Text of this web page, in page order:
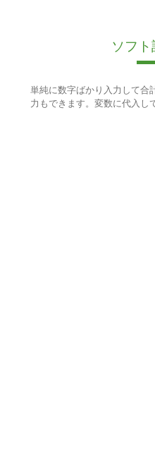
ソフト
単純に数字ばかり入力して合
力もできます。変数に代入し